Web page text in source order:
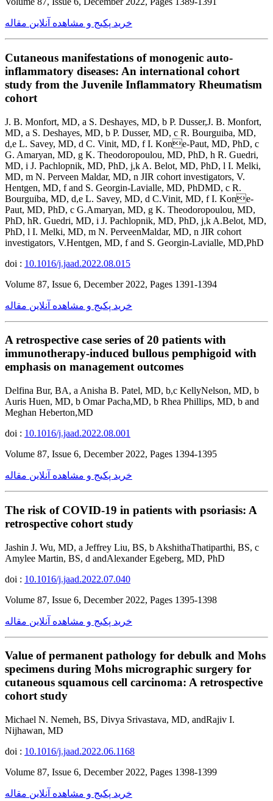
خرید پکیج و مشاهده آنلاین مقاله
Cutaneous manifestations of monogenic auto-
inflammatory diseases: An international cohort
study from the Juvenile Inflammatory Rheumatism
cohort
J. B. Monfort, MD, a S. Deshayes, MD, b P. Dusser,J. B. Monfort,
MD, a S. Deshayes, MD, b P. Dusser, MD, c R. Bourguiba, MD,
d,e L. Savey, MD, d C. Vinit, MD, f I. Kone-Paut, MD, PhD, c
G. Amaryan, MD, g K. Theodoropoulou, MD, PhD, h R. Guedri,
MD, i J. Pachlopnik, MD, PhD, j,k A. Belot, MD, PhD, l I. Melki,
MD, m N. Perveen Maldar, MD, n JIR cohort investigators, V.
Hentgen, MD, f and S. Georgin-Lavialle, MD, PhDMD, c R.
Bourguiba, MD, d,e L. Savey, MD, d C.Vinit, MD, f I. Kone-
Paut, MD, PhD, c G.Amaryan, MD, g K. Theodoropoulou, MD,
PhD, hR. Guedri, MD, i J. Pachlopnik, MD, PhD, j,k A.Belot, MD,
PhD, l I. Melki, MD, m N. PerveenMaldar, MD, n JIR cohort
investigators, V.Hentgen, MD, f and S. Georgin-Lavialle, MD,PhD
doi : 10.1016/j.jaad.2022.08.015
Volume 87, Issue 6, December 2022, Pages 1391-1394
خرید پکیج و مشاهده آنلاین مقاله
A retrospective case series of 20 patients with
immunotherapy-induced bullous pemphigoid with
emphasis on management outcomes
Delfina Bur, BA, a Anisha B. Patel, MD, b,c KellyNelson, MD, b
Auris Huen, MD, b Omar Pacha,MD, b Rhea Phillips, MD, b and
Meghan Heberton,MD
doi : 10.1016/j.jaad.2022.08.001
Volume 87, Issue 6, December 2022, Pages 1394-1395
خرید پکیج و مشاهده آنلاین مقاله
The risk of COVID-19 in patients with psoriasis: A
retrospective cohort study
Jashin J. Wu, MD, a Jeffrey Liu, BS, b AkshithaThatiparthi, BS, c
Amylee Martin, BS, d andAlexander Egeberg, MD, PhD
doi : 10.1016/j.jaad.2022.07.040
Volume 87, Issue 6, December 2022, Pages 1395-1398
خرید پکیج و مشاهده آنلاین مقاله
Value of permanent pathology for debulk and Mohs
specimens during Mohs micrographic surgery for
cutaneous squamous cell carcinoma: A retrospective
cohort study
Michael N. Nemeh, BS, Divya Srivastava, MD, andRajiv I.
Nijhawan, MD
doi : 10.1016/j.jaad.2022.06.1168
Volume 87, Issue 6, December 2022, Pages 1398-1399
خرید پکیج و مشاهده آنلاین مقاله